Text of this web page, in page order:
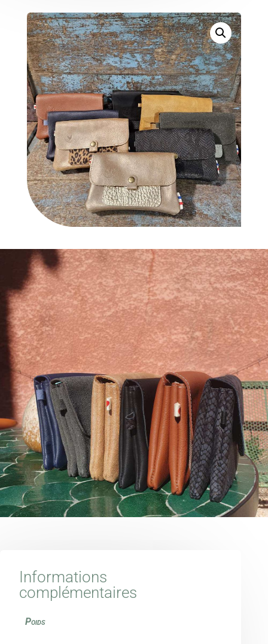
Informations
complémentaires
Poids